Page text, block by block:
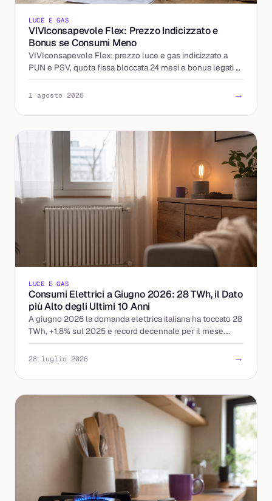
LUCE E GAS
VIVIconsapevole Flex: Prezzo Indicizzato e
Bonus se Consumi Meno
VIVIconsapevole Flex: prezzo luce e gas indicizzato a
PUN e PSV, quota fissa bloccata 24 mesi e bonus legati al
calo dei consumi. Come funziona e cosa controllare.
1 agosto 2026 →
LUCE E GAS
Consumi Elettrici a Giugno 2026: 28 TWh, il Dato
più Alto degli Ultimi 10 Anni
A giugno 2026 la domanda elettrica italiana ha toccato 28
TWh, +1,8% sul 2025 e record decennale per il mese.
Cosa significa per prezzi e bollette.
28 luglio 2026 →